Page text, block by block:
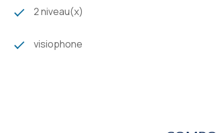
2 niveau(x)
visiophone